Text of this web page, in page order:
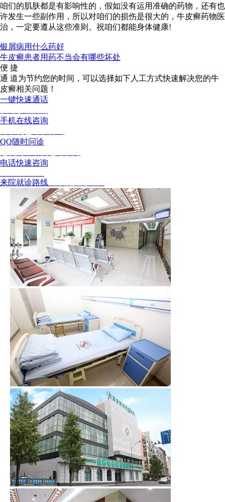
咱们的肌肤都是有影响性的，假如没有运用准确的药物，还有也
许发生一些副作用，所以对咱们的损伤是很大的，牛皮癣药物医
治，一定要遵从这些准则。祝咱们都能身体健康!
银屑病用什么药好
牛皮癣患者用药不当会有哪些坏处
便 捷
通 道为节约您的时间，可以选择如下人工方式快速解决您的牛
皮癣相关问题！
一键快速通话
手机在线咨询
QQ随时问诊
电话快速咨询
来院就诊路线